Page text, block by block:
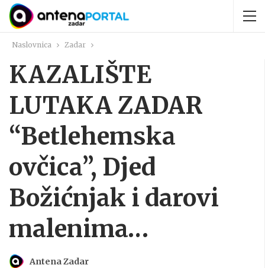
Naslovnica Zadar
KAZALIŠTE
LUTAKA ZADAR
“Betlehemska
ovčica”, Djed
Božićnjak i darovi
malenima…
Antena Zadar